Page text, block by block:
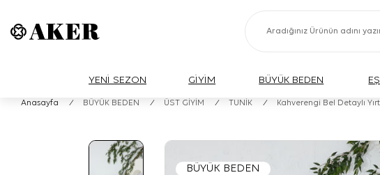
YENİ SEZON GİYİM BÜYÜK BEDEN
Anasayfa / BÜYÜK BEDEN / ÜST GİYİM / TUNİK / Kahverengi Bel Detaylı
BÜYÜK BEDEN